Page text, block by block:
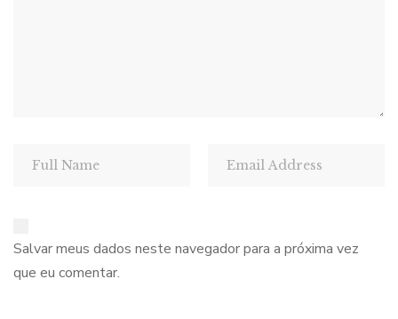
Salvar meus dados neste navegador para a próxima vez
que eu comentar.